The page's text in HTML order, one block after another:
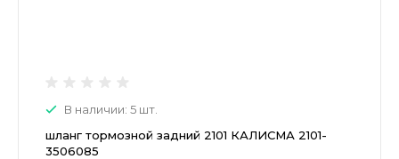
В наличии: 5 шт.
шланг тормозной задний 2101 КАЛИСМА 2101-
3506085